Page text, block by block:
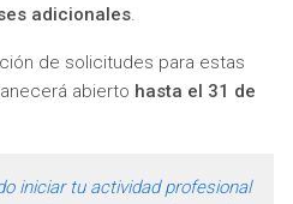
adicionales.
de solicitudes para estas
abierto hasta el 31 de
iniciar tu actividad profesional